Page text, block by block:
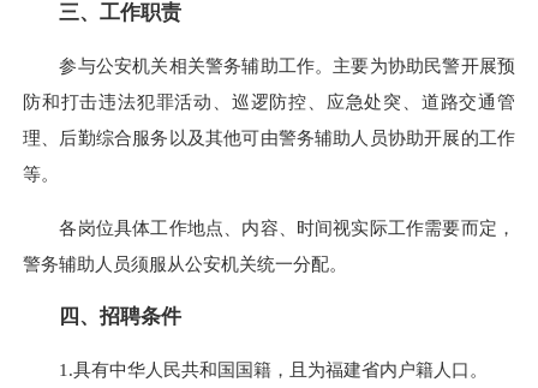
三、工作职责
参与公安机关相关警务辅助工作。主要为协助民警开展预
防和打击违法犯罪活动、巡逻防控、应急处突、道路交通管
理、后勤综合服务以及其他可由警务辅助人员协助开展的工作
等。
各岗位具体工作地点、内容、时间视实际工作需要而定，
警务辅助人员须服从公安机关统一分配。
四、招聘条件
1.具有中华人民共和国国籍，且为福建省内户籍人口。